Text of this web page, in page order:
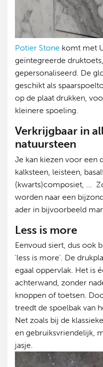
Potier Stone komt met
geïntegreerde
gepersonaliseerd. De
geschikt als
op de plaat drukken,
kleinere spoeling.
Verkrijgbaar in
natuursteen
Je kan kiezen voor een
kalksteen, leisteen,
(kwarts)composiet, ...
worden naar een
ader in bijvoorbeeld
Less is more
Eenvoud siert, dus ook
'less is more'. De
egaal oppervlak. Het is
achterwand, zonder
knoppen of toetsen.
treedt de spoelbak van
Net zoals bij de
en gebruiksvriendelijk,
jasje.